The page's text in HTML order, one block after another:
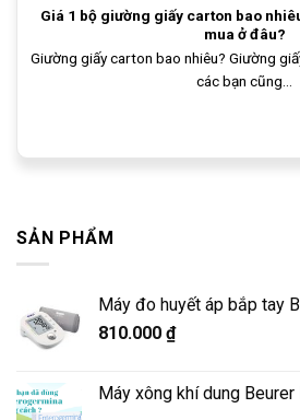
Giá 1 bộ giường giấy carton bao
mua ở đâu?
Giường giấy carton bao nhiêu? Giường
các bạn cũng...
SẢN PHẨM
Máy đo huyết áp bắp tay
810.000 ₫
Máy xông khí dung